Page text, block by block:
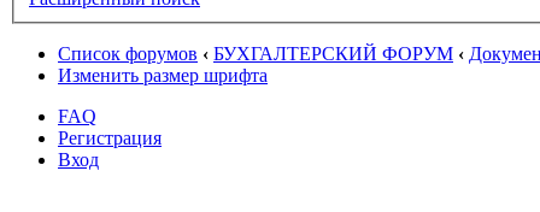
Список форумов ‹ БУХГАЛТЕРСКИЙ ФОРУМ ‹
Изменить размер шрифта
FAQ
Регистрация
Вход